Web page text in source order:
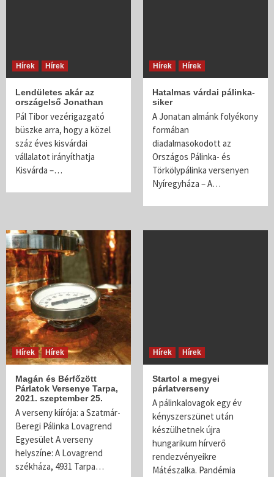
Hírek Hírek
Lendületes akár az
országelső Jonathan
Pál Tibor vezérigazgató
büszke arra, hogy a közel
száz éves kisvárdai
vállalatot irányíthatja
Kisvárda –…
Hírek Hírek
Hatalmas várdai pálinka-
siker
A Jonatan almánk folyékony
formában
diadalmasokodott az
Országos Pálinka- és
Törkölypálinka versenyen
Nyíregyháza – A…
Hírek Hírek
Magán és Bérfőzött
Párlatok Versenye Tarpa,
2021. szeptember 25.
A verseny kiírója: a Szatmár-
Beregi Pálinka Lovagrend
Egyesület A verseny
helyszíne: A Lovagrend
székháza, 4931 Tarpa…
Hírek Hírek
Startol a megyei
párlatverseny
A pálinkalovagok egy év
kényszerszünet után
készülhetnek újra
hungarikum hírverő
rendezvényeikre
Mátészalka. Pandémia